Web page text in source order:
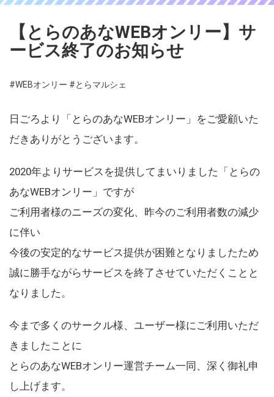
【とらのあなWEBオンリー】サ
ービス終了のお知らせ
#WEBオンリー #とらマルシェ
日ごろより「とらのあなWEBオンリー」をご愛顧いた
だきありがとうございます。
2020年よりサービスを提供してまいりました「とらの
あなWEBオンリー」ですが
ご利用者様のニーズの変化、昨今のご利用者数の減少
に伴い
今後の安定的なサービス提供が困難となりましたため
誠に勝手ながらサービスを終了させていただくことと
なりました。
今まで多くのサークル様、ユーザー様にご利用いただ
きましたことに
とらのあなWEBオンリー運営チーム一同、深く御礼申
し上げます。